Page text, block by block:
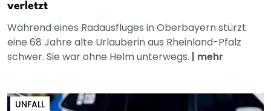
verletzt
Während eines Radausfluges in Oberbayern stürzt
eine 68 Jahre alte Urlauberin aus Rheinland-Pfalz
schwer. Sie war ohne Helm unterwegs. | mehr
UNFALL